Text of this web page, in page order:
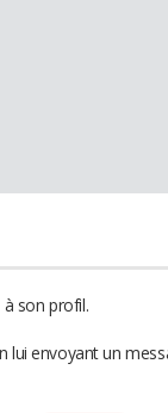
son profil.
lui envoyant un